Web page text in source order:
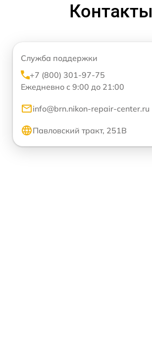
Контакты
Служба поддержки
+7 (800) 301-97-75
Ежедневно с 9:00 до 21:00
info@brn.nikon-repair-center.ru
Павловский тракт, 251В